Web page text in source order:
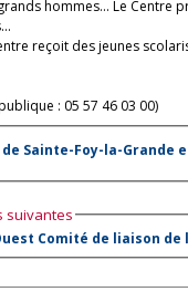
hommes... Le
reçoit des jeunes
: 05 57 46 03 00)
Sainte-Foy-la-Grande
suivantes
Comité de liaison de